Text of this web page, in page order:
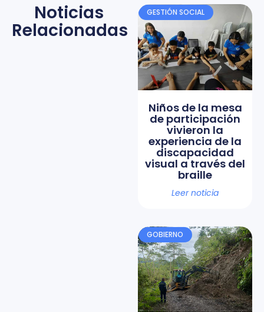
Noticias
Relacionadas
GESTIÓN SOCIAL
Niños de la mesa
de participación
vivieron la
experiencia de la
discapacidad
visual a través del
braille
Leer noticia
GOBIERNO